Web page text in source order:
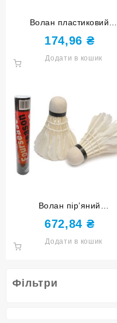
Фільтри
Волан пластиковий
FOURSEASON 6 штук в
упаковці 500-2
174,96 ₴
Додати в кошик
Волан пір’яний
FOURSEASON 12 штук в
упаковці 400
672,84 ₴
Додати в кошик